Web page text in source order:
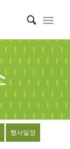
행사일정